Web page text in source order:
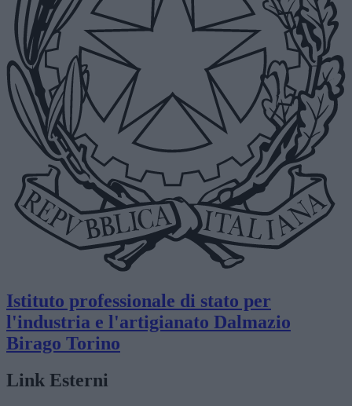
Istituto professionale di stato per
l'industria e l'artigianato Dalmazio
Birago Torino
Link Esterni